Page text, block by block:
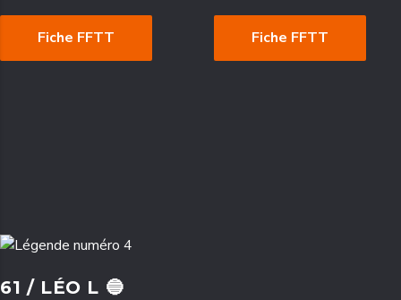
Fiche FFTT Fiche FFTT
61 / LÉO L 🔵